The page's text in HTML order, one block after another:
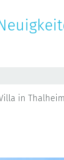
in Thalheim